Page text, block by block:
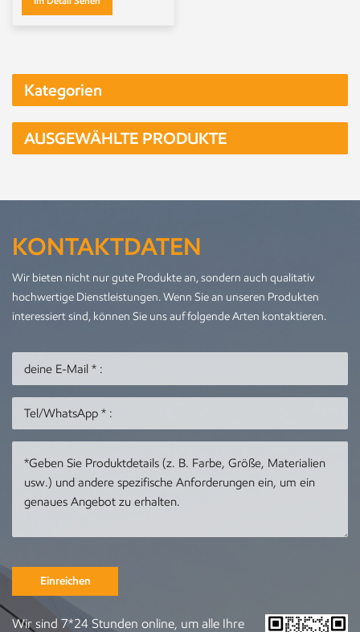
Kategorien
AUSGEWÄHLTE PRODUKTE
KONTAKTDATEN
Wir bieten nicht nur gute Produkte an, sondern auch qualitativ
hochwertige Dienstleistungen. Wenn Sie an unseren Produkten
interessiert sind, können Sie uns auf folgende Arten kontaktieren.
Einreichen
Wir sind 7*24 Stunden online, um alle Ihre